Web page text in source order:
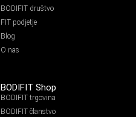
BODIFIT društvo
FIT podjetje
Blog
O nas
BODIFIT Shop
BODIFIT trgovina
BODIFIT članstvo